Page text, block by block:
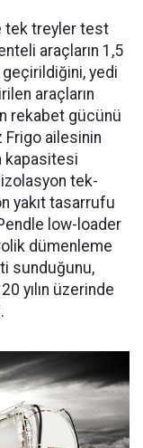
tek treyler test
araçların 1,5
yedi
araçların
reka­bet gücünü
Frigo ailesinin
kapasitesi
izolasyon tek­
yakıt tasarrufu
Pendle low-loader
dümenleme
sunduğunu,
yılın üze­rinde